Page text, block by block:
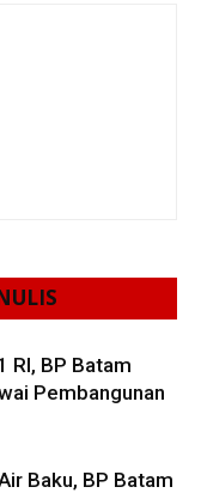
RI, BP Batam
Pembangunan
Baku, BP Batam